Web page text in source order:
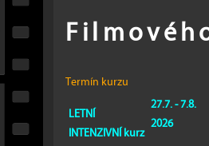
Termín kurzu
LETNÍ
INTENZIVNÍ kurz
27.7. - 7.8.
2026